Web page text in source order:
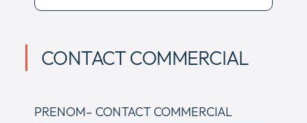
CONTACT COMMERCIAL
PRENOM– CONTACT COMMERCIAL